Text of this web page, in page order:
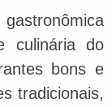
culinária do
bons e
tradicionais,